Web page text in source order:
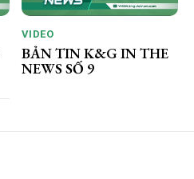
VIDEO
BẢN TIN K&G IN THE
NEWS SỐ 9